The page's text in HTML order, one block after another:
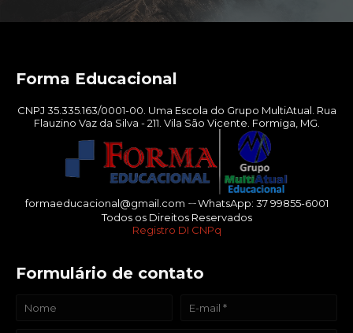
Forma Educacional
CNPJ 35.335.163/0001-00. Uma Escola do Grupo MultiAtual. Rua
Flauzino Vaz da Silva - 211. Vila São Vicente. Formiga, MG.
formaeducacional@gmail.com ㄧWhatsApp: 37 99855-6001
Todos os Direitos Reservados
Registro DI CNPq
Formulário de contato